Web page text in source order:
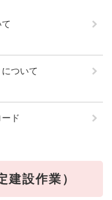
ついて
ド
建設作業）